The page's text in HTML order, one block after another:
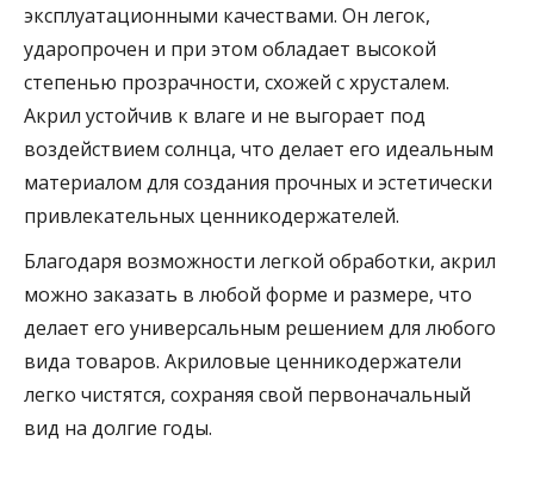
эксплуатационными качествами. Он легок,
ударопрочен и при этом обладает высокой
степенью прозрачности, схожей с хрусталем.
Акрил устойчив к влаге и не выгорает под
воздействием солнца, что делает его идеальным
материалом для создания прочных и эстетически
привлекательных ценникодержателей.
Благодаря возможности легкой обработки, акрил
можно заказать в любой форме и размере, что
делает его универсальным решением для любого
вида товаров. Акриловые ценникодержатели
легко чистятся, сохраняя свой первоначальный
вид на долгие годы.